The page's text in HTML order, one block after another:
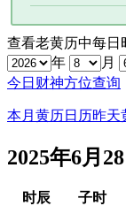
查看老黄历中每日
年
月
今日财神方位查询
本月黄历日历昨天
2025年6月
时辰 子时